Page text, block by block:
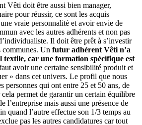
Vêti doit être aussi bien manager,
pour réussir, ce sont les acquis
vraie personnalité et avoir envie de
avec les autres adhérents et non pas
Il doit être prêt à s’investir
communes. Un futur adhérent Vêti n’a
car une formation spécifique est
avoir une certaine sensibilité produit et
» dans cet univers. Le profil que nous
personnes qui ont entre 25 et 50 ans, de
permet de garantir un certain équilibre
l’entreprise mais aussi une présence de
quand l’autre effectue son 1/3 temps au
pas les autres candidatures car tout